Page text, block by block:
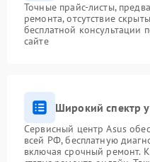
Точные прайс-листы,
ремонта, отсутствие
бесплатной консультации
сайте
Широкий спектр
Сервисный центр Asus
всей РФ, бесплатную
включая срочный ремонт.